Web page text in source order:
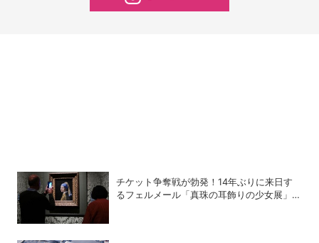
チケット争奪戦が勃発！14年ぶりに来日す
るフェルメール「真珠の耳飾りの少女展」の